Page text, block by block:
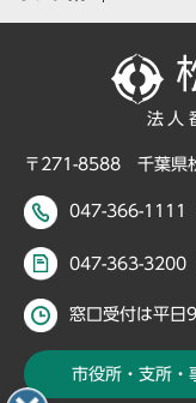
法
〒271-8588 千葉県
047-366-1111
047-363-3200
窓口受付は平日
市役所・支所・